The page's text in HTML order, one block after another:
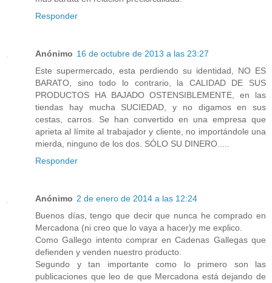
Responder
Anónimo 16 de octubre de 2013 a las 23:27
Este supermercado, esta perdiendo su identidad, NO ES
BARATO, sino todo lo contrario, la CALIDAD DE SUS
PRODUCTOS HA BAJADO OSTENSIBLEMENTE, en las
tiendas hay mucha SUCIEDAD, y no digamos en sus
cestas, carros. Se han convertido en una empresa que
aprieta al límite al trabajador y cliente, no importándole una
mierda, ninguno de los dos. SÓLO SU DINERO.....
Responder
Anónimo 2 de enero de 2014 a las 12:24
Buenos días, tengo que decir que nunca he comprado en
Mercadona (ni creo que lo vaya a hacer)y me explico.
Como Gallego intento comprar en Cadenas Gallegas que
defienden y venden nuestro producto.
Segundo y tan importante como lo primero son las
publicaciones que leo de que Mercadona está dejando de